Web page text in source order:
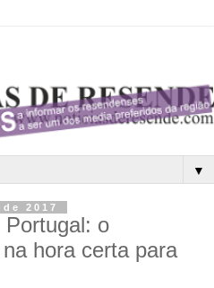
▼
2017
o
hora certa para